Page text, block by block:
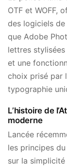
OTF et WOFF,
des logiciels
que Adobe
lettres
et une
choix prisé par
typographie
L’histoire de
moderne
Lancée
les principes
sur la